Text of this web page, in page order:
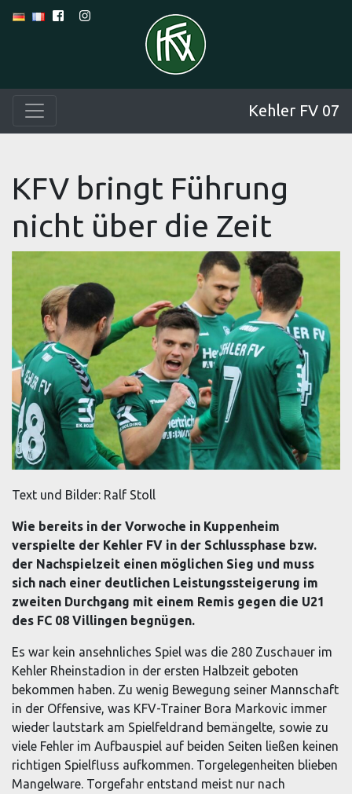
Kehler FV 07
KFV bringt Führung
nicht über die Zeit
Text und Bilder: Ralf Stoll
Wie bereits in der Vorwoche in Kuppenheim
verspielte der Kehler FV in der Schlussphase bzw.
der Nachspielzeit einen möglichen Sieg und muss
sich nach einer deutlichen Leistungssteigerung im
zweiten Durchgang mit einem Remis gegen die U21
des FC 08 Villingen begnügen.
Es war kein ansehnliches Spiel was die 280 Zuschauer im
Kehler Rheinstadion in der ersten Halbzeit geboten
bekommen haben. Zu wenig Bewegung seiner Mannschaft
in der Offensive, was KFV-Trainer Bora Markovic immer
wieder lautstark am Spielfeldrand bemängelte, sowie zu
viele Fehler im Aufbauspiel auf beiden Seiten ließen keinen
richtigen Spielfluss aufkommen. Torgelegenheiten blieben
Mangelware. Torgefahr entstand meist nur nach